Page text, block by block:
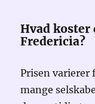
Hvad
Fredericia?
Prisen varierer
mange